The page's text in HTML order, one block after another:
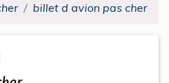
billet d avion pas cher